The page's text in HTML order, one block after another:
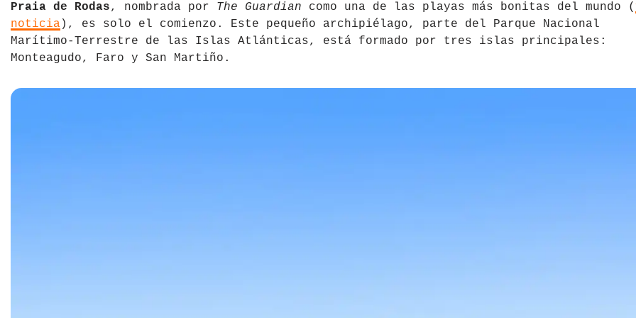
Praia de Rodas, nombrada por The Guardian como una de las playas más bonitas del mundo (
noticia ), es solo el comienzo. Este pequeño archipiélago, parte del Parque Nacional
Marítimo-Terrestre de las Islas Atlánticas, está formado por tres islas principales:
Monteagudo, Faro y San Martiño.